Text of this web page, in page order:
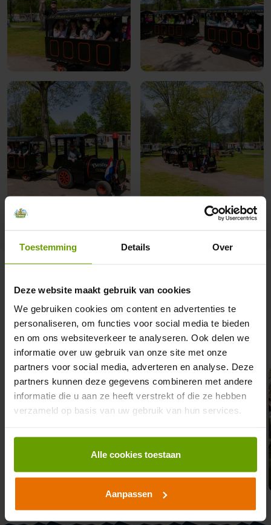
Toestemming Details Over
Deze website maakt gebruik van cookies
We gebruiken cookies om content en advertenties te
personaliseren, om functies voor social media te bieden
en om ons websiteverkeer te analyseren. Ook delen we
informatie over uw gebruik van onze site met onze
partners voor social media, adverteren en analyse. Deze
partners kunnen deze gegevens combineren met andere
informatie die u aan ze heeft verstrekt of die ze hebben
verzameld op basis van uw gebruik van hun services.
Alle cookies toestaan
Aanpassen
Entdecke mehr
Alle Einrichtungen anzeigen
Restaurant
Branie
Supermarkt